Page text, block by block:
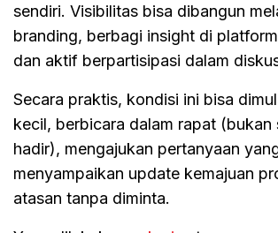
sendiri. Visibilitas bisa dibangun
branding, berbagi insight di
dan aktif berpartisipasi dalam
Secara praktis, kondisi ini bisa
kecil, berbicara dalam rapat (bukan
hadir), mengajukan pertanyaan
menyampaikan update kemajuan
atasan tanpa diminta.